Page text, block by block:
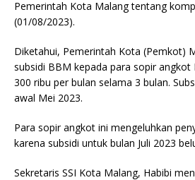
Pemerintah Kota Malang tentang
(01/08/2023).
Diketahui, Pemerintah Kota (Pemkot)
subsidi BBM kepada para sopir angkot
300 ribu per bulan selama 3 bulan.
awal Mei 2023.
Para sopir angkot ini mengeluhkan
karena subsidi untuk bulan Juli 2023
Sekretaris SSI Kota Malang, Habibi